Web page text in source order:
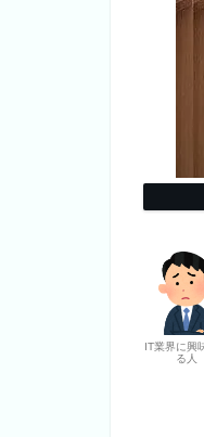
IT業界に興
る人